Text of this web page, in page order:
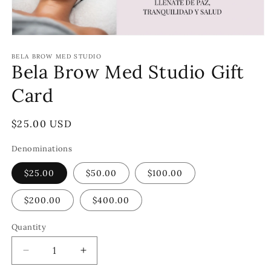
1
in
modal
BELA BROW MED STUDIO
Bela Brow Med Studio Gift
Card
Regular
$25.00 USD
Denominations
$25.00 $50.00 $100.00
$200.00 $400.00
Quantity
Decrease
quantity
Increase
quantity